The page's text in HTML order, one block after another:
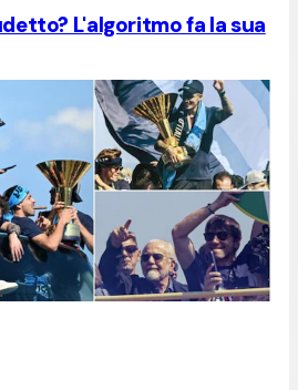
L'algoritmo fa la sua